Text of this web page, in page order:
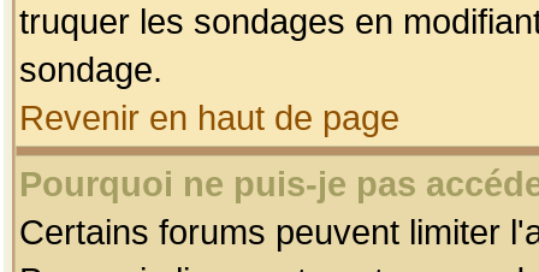
truquer les sondages en
sondage.
Revenir en haut de page
Pourquoi ne puis-je pas
Certains forums peuvent limiter